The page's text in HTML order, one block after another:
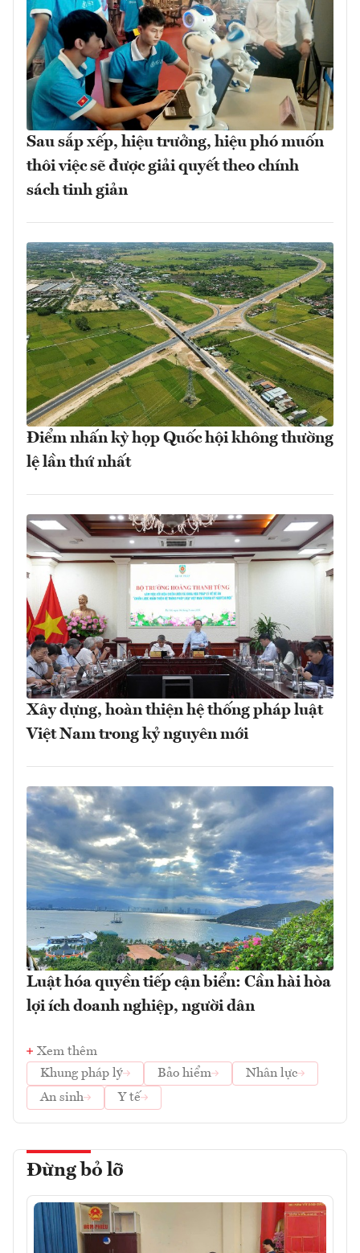
Sau sắp xếp, hiệu trưởng, hiệu phó muốn
thôi việc sẽ được giải quyết theo chính
sách tinh giản
Điểm nhấn kỳ họp Quốc hội không thường
lệ lần thứ nhất
Xây dựng, hoàn thiện hệ thống pháp luật
Việt Nam trong kỷ nguyên mới
Luật hóa quyền tiếp cận biển: Cần hài hòa
lợi ích doanh nghiệp, người dân
Xem thêm
Khung pháp lý
Bảo hiểm
Nhân lực
An sinh
Y tế
Đừng bỏ lỡ